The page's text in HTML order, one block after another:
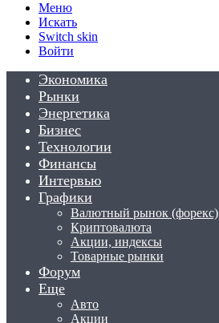
Меню
Искать
Switch skin
Войти
Экономика
Рынки
Энергетика
Бизнес
Технологии
Финансы
Интервью
Графики
Валютный рынок (форекс)
Криптовалюта
Акции, индексы
Товарные рынки
Форум
Еще
Авто
Акции